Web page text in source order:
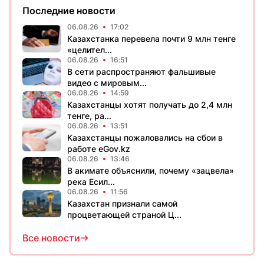
Последние новости
06.08.26 17:02
Казахстанка перевела почти 9 млн тенге
«целител...
06.08.26 16:51
В сети распространяют фальшивые
видео с мировым...
06.08.26 14:59
Казахстанцы хотят получать до 2,4 млн
тенге, ра...
06.08.26 13:51
Казахстанцы пожаловались на сбои в
работе eGov.kz
06.08.26 13:46
В акимате объяснили, почему «зацвела»
река Есил...
06.08.26 11:56
Казахстан признали самой
процветающей страной Ц...
Все новости